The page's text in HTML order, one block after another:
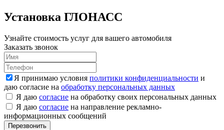
Установка ГЛОНАСС
Узнайте стоимость услуг для вашего автомобиля
Заказать звонок
Я принимаю условия политики конфиденциальности и
даю согласие на обработку персональных данных
Я даю согласие на обработку своих персональных данных
Я даю согласие на направление рекламно-
информационных сообщений